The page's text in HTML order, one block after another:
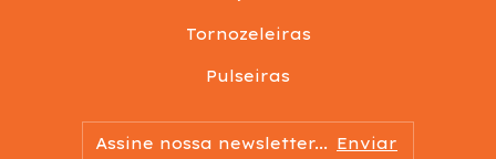
Tornozeleiras
Pulseiras